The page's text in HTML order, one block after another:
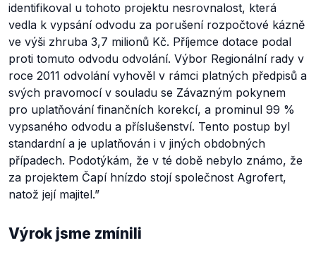
identifikoval u tohoto projektu nesrovnalost, která
vedla k vypsání odvodu za porušení rozpočtové kázně
ve výši zhruba 3,7 milionů Kč. Příjemce dotace podal
proti tomuto odvodu odvolání. Výbor Regionální rady v
roce 2011 odvolání vyhověl v rámci platných předpisů a
svých pravomocí v souladu se Závazným pokynem
pro uplatňování finančních korekcí, a prominul 99 %
vypsaného odvodu a příslušenství. Tento postup byl
standardní a je uplatňován i v jiných obdobných
případech. Podotýkám, že v té době nebylo známo, že
za projektem Čapí hnízdo stojí společnost Agrofert,
natož její majitel.”
Výrok jsme zmínili